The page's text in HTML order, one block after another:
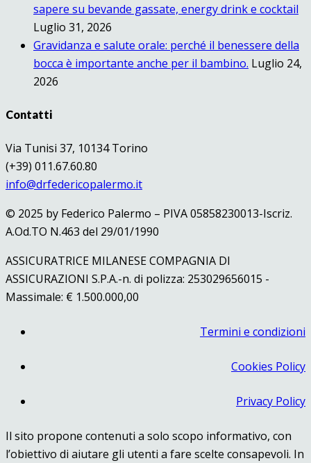
sapere su bevande gassate, energy drink e cocktail
Luglio 31, 2026
Gravidanza e salute orale: perché il benessere della
bocca è importante anche per il bambino. Luglio 24,
2026
Contatti
Via Tunisi 37, 10134 Torino
(+39) 011.67.60.80
info@drfedericopalermo.it
© 2025 by Federico Palermo – PIVA 05858230013-Iscriz.
A.Od.TO N.463 del 29/01/1990
ASSICURATRICE MILANESE COMPAGNIA DI
ASSICURAZIONI S.P.A.-n. di polizza: 253029656015 -
Massimale: € 1.500.000,00
Termini e condizioni
Cookies Policy
Privacy Policy
Il sito propone contenuti a solo scopo informativo, con
l’obiettivo di aiutare gli utenti a fare scelte consapevoli. In